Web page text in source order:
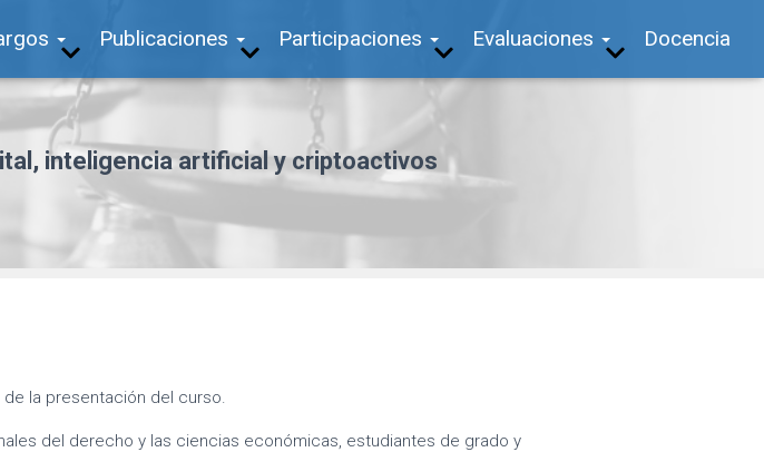
Publicaciones Participaciones Evaluaciones Docencia
inteligencia artificial y criptoactivos
la presentación del curso.
del derecho y las ciencias económicas, estudiantes de grado y